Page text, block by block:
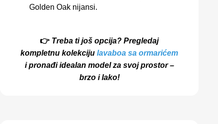
Golden Oak nijansi.
👉 Treba ti još opcija? Pregledaj
kompletnu kolekciju lavaboa sa ormarićem
i pronađi idealan model za svoj prostor –
brzo i lako!